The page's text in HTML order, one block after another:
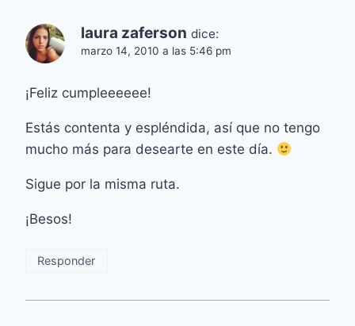
laura zaferson dice:
marzo 14, 2010 a las 5:46 pm
¡Feliz cumpleeeeee!
Estás contenta y espléndida, así que no tengo
mucho más para desearte en este día.
Sigue por la misma ruta.
¡Besos!
Responder